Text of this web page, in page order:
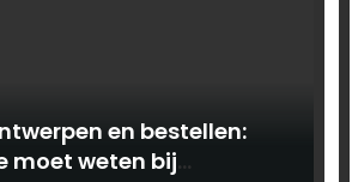
en bestellen:
moet weten bij